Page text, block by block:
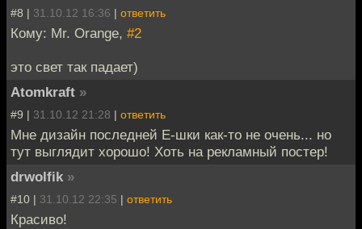
#8 | 31.10.12 16:36 | ответить
Кому: Mr. Orange, #2
это свет так падает)
Atomkraft »
#9 | 31.10.12 21:28 | ответить
Мне дизайн последней Е-шки как-то не очень... но
тут выглядит хорошо! Хоть на рекламный постер!
drwolfik »
#10 | 31.10.12 22:35 | ответить
Красиво!